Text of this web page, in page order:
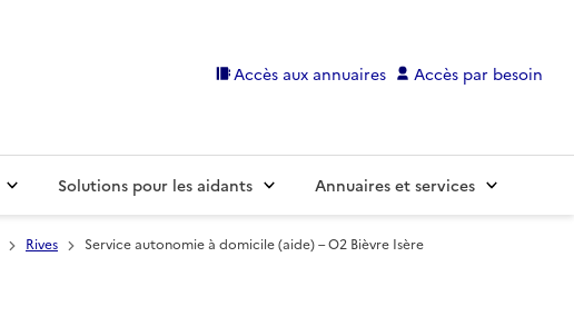
Accès aux annuaires Accès par besoin
Solutions pour les aidants Annuaires et services
Rives Service autonomie à domicile (aide) – O2 Bièvre Isère